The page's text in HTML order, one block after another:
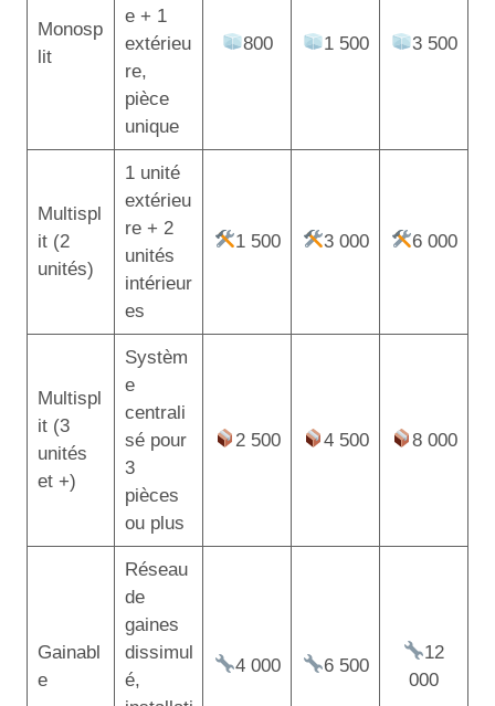
Monosp
lit
e + 1
extérieu
re,
pièce
unique
800 1 500 3 500
Multispl
it (2
unités)
1 unité
extérieu
re + 2
unités
intérieur
es
1 500 3 000 6 000
Multispl
it (3
unités
et +)
Systèm
e
centrali
sé pour
3
pièces
ou plus
2 500 4 500 8 000
Gainabl
e
Réseau
de
gaines
dissimul
é,
4 000 6 500
12
000